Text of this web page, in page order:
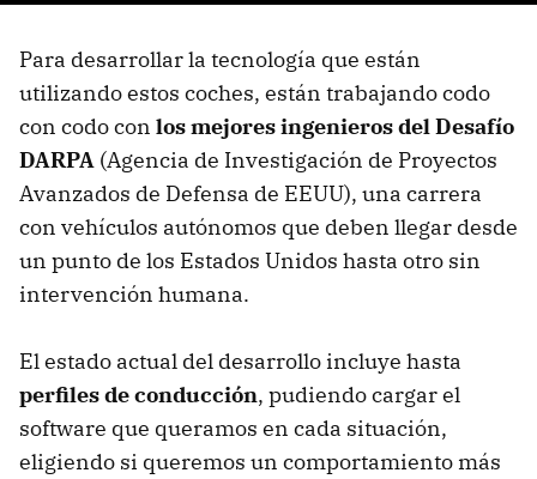
Para desarrollar la tecnología que están
utilizando estos coches, están trabajando codo
con codo con los mejores ingenieros del Desafío
DARPA (Agencia de Investigación de Proyectos
Avanzados de Defensa de EEUU), una carrera
con vehículos autónomos que deben llegar desde
un punto de los Estados Unidos hasta otro sin
intervención humana.
El estado actual del desarrollo incluye hasta
perfiles de conducción, pudiendo cargar el
software que queramos en cada situación,
eligiendo si queremos un comportamiento más